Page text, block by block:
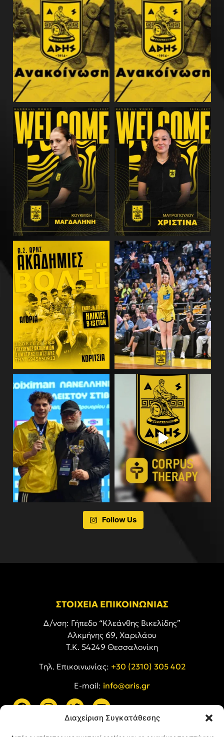
Διαχείριση Συγκατάθεσης
Follow Us
ΣΤΟΙΧΕΙΑ ΕΠΙΚΟΙΝΩΝΙΑΣ
Δ/νση: Γήπεδο “Κλεάνθης Βικελίδης”
Αλκμήνης 69, Χαριλάου
Τ.Κ. 54249 Θεσσαλονίκη
Tηλ. Επικοινωνίας: +30 (2310) 305 402
E-mail: info@aris.gr